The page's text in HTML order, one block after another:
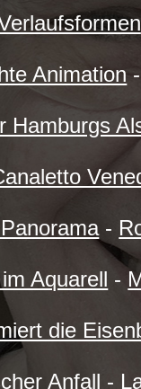
Animation-
Hamburgs
-
Aquarell -
die
Anfall -